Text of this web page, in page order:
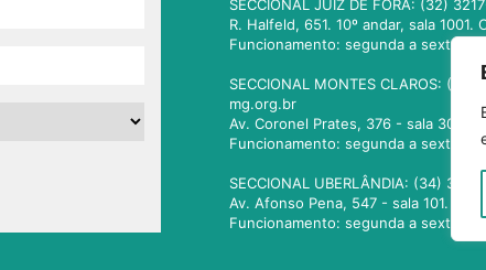
SECCIONAL JUIZ DE FORA: (32)
R. Halfeld, 651. 10º andar, sala
Funcionamento: segunda a sexta,
SECCIONAL MONTES CLAROS:
mg.org.br
Av. Coronel Prates, 376 - sala 301.
Funcionamento: segunda a sexta,
SECCIONAL UBERLÂNDIA: (34)
Av. Afonso Pena, 547 - sala 101.
Funcionamento: segunda a sexta,